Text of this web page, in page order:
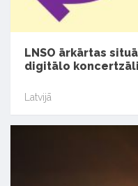
LNSO ārkārtas
digitālo
Latvijā